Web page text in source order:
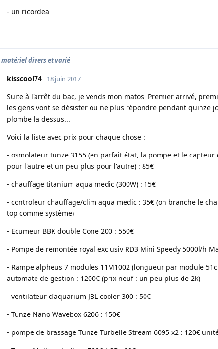
- un ricordea
matériel divers et varié
kisscool74 18 juin 2017
Suite à l'arrêt du bac, je vends mon matos. Premier arrivé,
les gens vont se désister ou ne plus répondre pendant quinze
plombe la dessus...
Voici la liste avec prix pour chaque chose :
- osmolateur tunze 3155 (en parfait état, la pompe et le
pour l'autre et un peu plus pour l'autre) : 85€
- chauffage titanium aqua medic (300W) : 15€
- controleur chauffage/clim aqua medic : 35€ (on branche le
top comme système)
- Ecumeur BBK double Cone 200 : 550€
- Pompe de remontée royal exclusiv RD3 Mini Speedy 5000l/h
- Rampe alpheus 7 modules 11M1002 (longueur par module
automate de gestion : 1200€ (prix neuf : un peu plus de 2k)
- ventilateur d'aquarium JBL cooler 300 : 50€
- Tunze Nano Wavebox 6206 : 150€
- pompe de brassage Tunze Turbelle Stream 6095 x2 : 120€